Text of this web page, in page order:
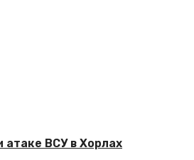
атаке ВСУ в Хорлах